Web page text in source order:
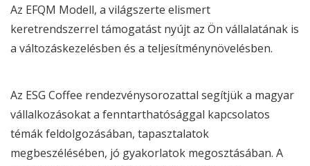
Az EFQM Modell, a világszerte elismert
keretrendszerrel támogatást nyújt az Ön vállalatának is
a változáskezelésben és a teljesítménynövelésben.
Az ESG Coffee rendezvénysorozattal segítjük a magyar
vállalkozásokat a fenntarthatósággal kapcsolatos
témák feldolgozásában, tapasztalatok
megbeszélésében, jó gyakorlatok megosztásában. A